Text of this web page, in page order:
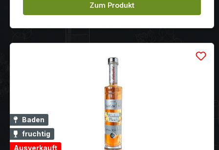
Zum Produkt
Baden
fruchtig
Ausverkauft